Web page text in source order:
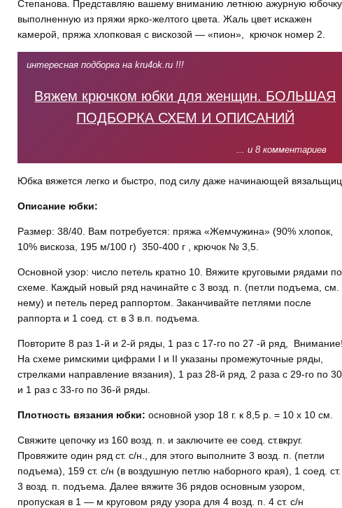
Степанова. Представляю вашему вниманию летнюю ажурную
выполненную из пряжи ярко-желтого цвета. Жаль цвет искажен
камерой, пряжа хлопковая с вискозой — «пион», крючок номер 2.
интересная подборка на kru4ok.ru !!!
Вяжем крючком юбки для женщин. БОЛЬШАЯ
ПОДБОРКА СХЕМ И ОПИСАНИЙ
... и 8 комментариев
Юбка вяжется легко и быстро, под силу даже начинающей
Описание юбки:
Размер: 38/40. Вам потребуется: пряжа «Жемчужина» (90% хлопок,
10% вискоза, 195 м/100 г) 350-400 г , крючок № 3,5.
Основной узор: число петель кратно 10. Вяжите круговыми рядами по
схеме. Каждый новый ряд начинайте с 3 возд. п. (петли подъема, см.
нему) и петель перед раппортом. Заканчивайте петлями после
раппорта и 1 соед. ст. в 3 в.п. подъема.
Повторите 8 раз 1-й и 2-й ряды, 1 раз с 17-го по 27 -й ряд,
На схеме римскими цифрами I и II указаны промежуточные ряды,
стрелками направление вязания), 1 раз 28-й ряд, 2 раза с 29-го по
и 1 раз с 33-го по 36-й ряды.
Плотность вязания юбки: основной узор 18 г. к 8,5 р. = 10 х 10 см.
Свяжите цепочку из 160 возд. п. и заключите ее соед. ст.вкруг.
Провяжите один ряд ст. с/н., для этого выполните 3 возд. п. (петли
подъема), 159 ст. с/н (в воздушную петлю наборного края), 1 соед. ст.
3 возд. п. подъема. Далее вяжите 36 рядов основным узором,
пропуская в 1 — м круговом ряду узора для 4 возд. п. 4 ст. с/н